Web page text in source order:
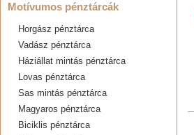
Motívumos pénztárcák
Horgász pénztárca
Vadász pénztárca
Háziállat mintás pénztárca
Lovas pénztárca
Sas mintás pénztárca
Magyaros pénztárca
Biciklis pénztárca